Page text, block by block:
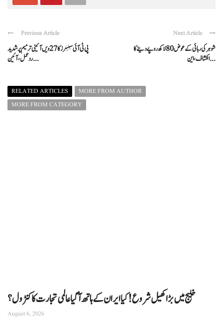
Previous Article
پی ٹی آئی سینیٹرز کا 27ویں آئینی ترمیم پر شدید
ردعمل، آئین ...
Next Article
شوہر کی رہائی کے عوض 80 لاکھ روپے دینے کا
انکشاف، این ...
RELATED ARTICLES
MORE FROM AUTHOR
MORE FROM CATEGORY
خلیج میں بڑا کھیل شروع! کیا ایران کے ہاتھ آ گیا عالمی تجارت کا کنٹرول؟
August 6, 2026